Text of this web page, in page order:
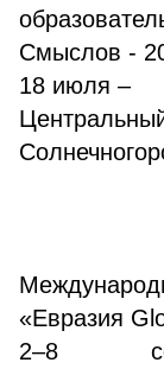
Смыслов -
18 июля
«Евразия
2–8